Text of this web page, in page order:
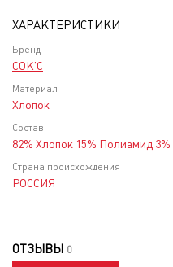
ХАРАКТЕРИСТИКИ
Бренд
СОК'С
Материал
Хлопок
Состав
82% Хлопок 15% Полиамид 3%
Страна происхождения
РОССИЯ
ОТЗЫВЫ 0